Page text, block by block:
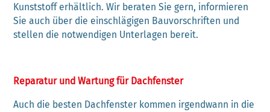
Kunststoff erhältlich. Wir beraten Sie gern, informieren
Sie auch über die einschlägigen Bauvorschriften und
stellen die notwendigen Unterlagen bereit.
Reparatur und Wartung für Dachfenster
Auch die besten Dachfenster kommen irgendwann in die